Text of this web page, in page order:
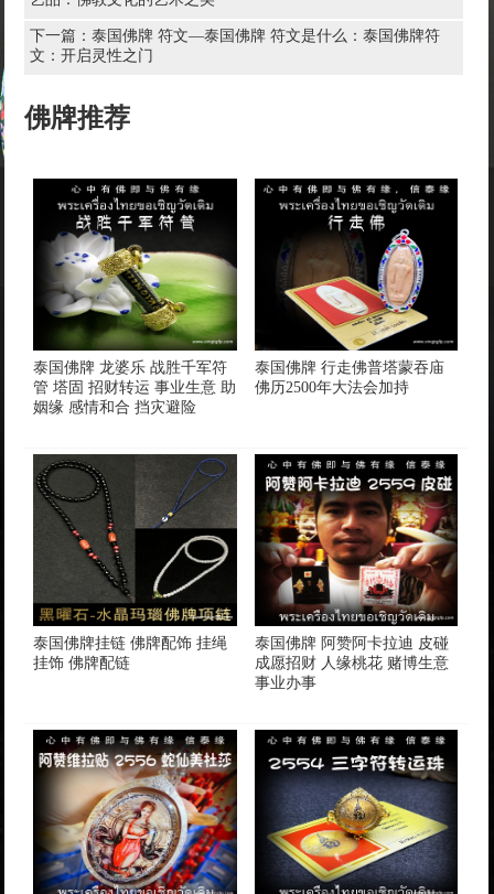
下一篇：泰国佛牌 符文—泰国佛牌 符文是什么：泰国佛牌符
文：开启灵性之门
佛牌推荐
泰国佛牌 龙婆乐 战胜千军符
管 塔固 招财转运 事业生意 助
姻缘 感情和合 挡灾避险
泰国佛牌 行走佛普塔蒙吞庙
佛历2500年大法会加持
泰国佛牌挂链 佛牌配饰 挂绳
挂饰 佛牌配链
泰国佛牌 阿赞阿卡拉迪 皮碰
成愿招财 人缘桃花 赌博生意
事业办事